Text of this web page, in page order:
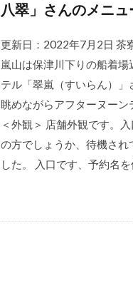
八翠」さんのメニ
更新日：2022年7月2日 茶
嵐山は保津川下りの船着
テル「翠嵐（すいらん）
眺めながらアフターヌーン
＜外観＞ 店舗外観です。
の方でしょうか、待機され
した。 入口です、予約名